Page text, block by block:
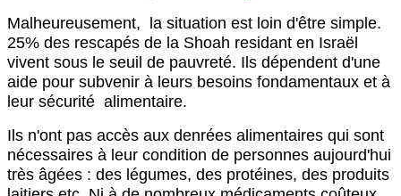
Malheureusement, la situation est loin d'être simple.
25% des rescapés de la Shoah residant en Israël
vivent sous le seuil de pauvreté. Ils dépendent d'une
aide pour subvenir à leurs besoins fondamentaux et à
leur sécurité alimentaire.
Ils n'ont pas accès aux denrées alimentaires qui sont
nécessaires à leur condition de personnes aujourd'hui
très âgées : des légumes, des protéines, des produits